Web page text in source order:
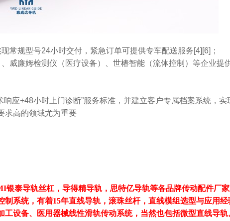
常规型号24小时交付，紧急订单可提供专车配送服务[4][6]；
威廉姆检测仪（医疗设备）、世椿智能（流体控制）等企业提
应+48小时上门诊断”服务标准，并建立客户专属档案系统，
求高的领域尤为重要
泰导轨丝杠，导得精导轨，思特亿导轨等各品牌传动配件厂
系统，有着15年直线导轨，滚珠丝杆，直线模组选型与应用
设备、医用器械线性滑轨传动系统，当然也包括微型直线导